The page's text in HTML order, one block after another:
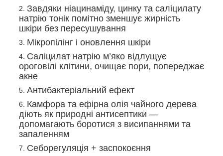
Завдяки ніацинаміду, цинку та саліцилату
натрію тонік помітно зменшує жирність
шкіри без пересушування
Мікропілінг і оновлення шкіри
Саліцилат натрію м’яко відлущує
ороговілі клітини, очищає пори, попереджає
акне
Антибактеріальний ефект
Камфора та ефірна олія чайного дерева
діють як природні антисептики —
допомагають боротися з висипаннями та
запаленням
Себорегуляція + заспокоєння